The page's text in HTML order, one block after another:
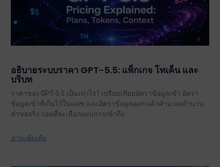
อธิบายระบบราคา GPT-5.5: แพ็กเกจ โทเค็น และ
บริบท
ราคาของ GPT-5.5 เป็นเท่าไร? เปรียบเทียบอัตราข้อมูลเข้า อัตรา
ข้อมูลเข้าที่เก็บไว้ในแคช และอัตราข้อมูลออก แล้วคำนวณจำนวน
คำขอจริง ก่อนที่จะเลือกแผนการเข้าถึง.
อ่านเพิ่มเติม